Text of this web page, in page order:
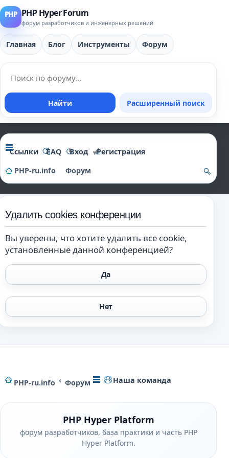
PHP Hyper Forum
форум разработчиков и инженерных решений
Главная Блог Инструменты Форум
Найти Расширенный поиск
Ссылки FAQ Вход
Регистрация
PHP-ru.info
Форум
Удалить cookies конференции
Вы уверены, что хотите удалить все cookie,
установленные данной конференцией?
PHP-ru.info Форум Наша команда
PHP Hyper Platform
форум разработчиков, база практики и часть PHP
Hyper Platform.